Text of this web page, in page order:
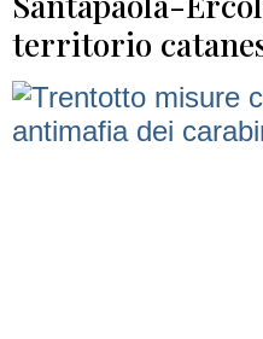
territorio